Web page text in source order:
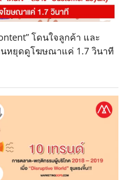
โดนใจลูกค้า และ
นหยุดดูโฆษณาแค่ 1.7 วินาที